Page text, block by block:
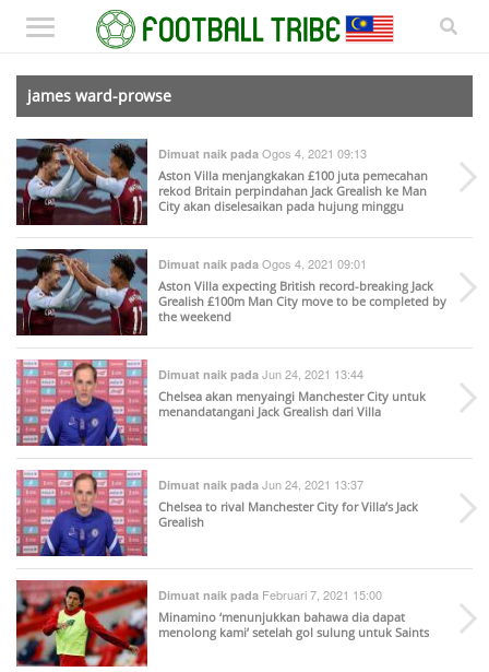
james ward-prowse
Dimuat naik pada Ogos 4, 2021 09:13
Aston Villa menjangkakan £100 juta pemecahan
rekod Britain perpindahan Jack Grealish ke Man
City akan diselesaikan pada hujung minggu
Dimuat naik pada Ogos 4, 2021 09:01
Aston Villa expecting British record-breaking Jack
Grealish £100m Man City move to be completed by
the weekend
Dimuat naik pada Jun 24, 2021 13:44
Chelsea akan menyaingi Manchester City untuk
menandatangani Jack Grealish dari Villa
Dimuat naik pada Jun 24, 2021 13:37
Chelsea to rival Manchester City for Villa’s Jack
Grealish
Dimuat naik pada Februari 7, 2021 15:00
Minamino ‘menunjukkan bahawa dia dapat
menolong kami’ setelah gol sulung untuk Saints